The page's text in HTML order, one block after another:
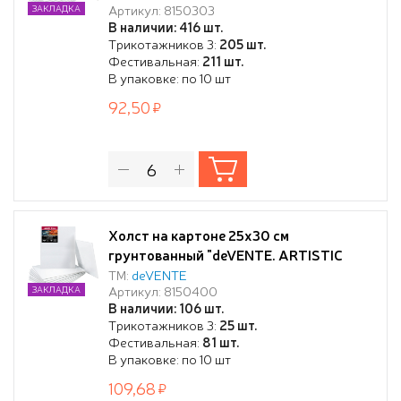
Артикул: 8150303
В наличии: 416 шт.
Трикотажников 3: 205 шт.
Фестивальная: 211 шт.
В упаковке: по 10 шт
ЗАКЛАДКА
92,50
Холст на картоне 25x30 см
грунтованный "deVENTE. ARTISTIC
STUDIO" 100% хлопок 280 г/м², мелкое
зерно, цвет белый, термоусадочная
пленка
ТМ: deVENTE
Артикул: 8150400
В наличии: 106 шт.
Трикотажников 3: 25 шт.
Фестивальная: 81 шт.
В упаковке: по 10 шт
ЗАКЛАДКА
109,68